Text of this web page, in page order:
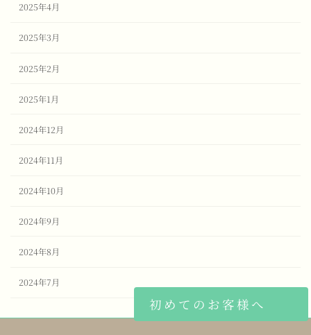
2025年4月
2025年3月
2025年2月
2025年1月
2024年12月
2024年11月
2024年10月
2024年9月
2024年8月
2024年7月
初めてのお客様へ